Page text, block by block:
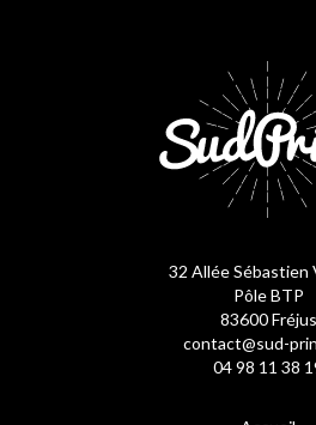
32 Allée Sébastien
Pôle BTP
83600 Fréjus
contact@sud-
04 98 11 38